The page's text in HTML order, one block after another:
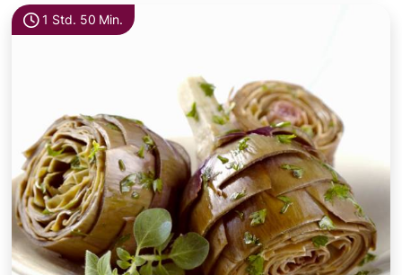
1 Std. 50 Min.